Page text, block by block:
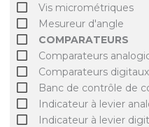
Vis micrométriques
Mesureur d'angle
COMPARATEURS
Comparateurs
Comparateurs digitaux
Banc de contrôle de
Indicateur à levier
Indicateur à levier